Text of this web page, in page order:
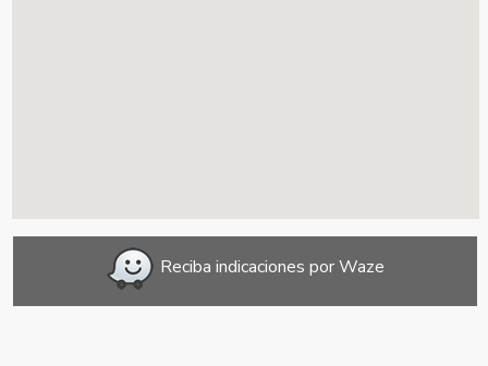
Reciba indicaciones por Waze